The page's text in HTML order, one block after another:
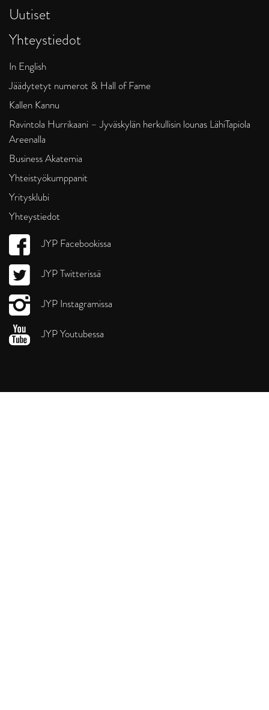
Uutiset
Yhteystiedot
In English
Jäädytetyt numerot & Hall of Fame
Kallen Kannu
Ravintola Hurrikaani – Jyväskylän herkullisin lounas LähiTapiola
Areenalla
Business Akatemia
Yhteistyökumppanit
Yritysklubi
Yhteystiedot
JYP Facebookissa
JYP Twitterissä
JYP Instagramissa
JYP Youtubessa